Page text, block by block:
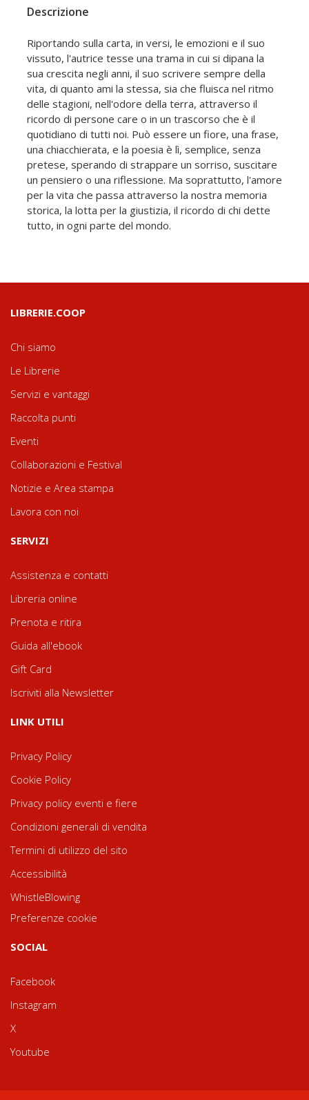
Descrizione
Riportando sulla carta, in versi, le emozioni e il suo
vissuto, l'autrice tesse una trama in cui si dipana la
sua crescita negli anni, il suo scrivere sempre della
vita, di quanto ami la stessa, sia che fluisca nel ritmo
delle stagioni, nell'odore della terra, attraverso il
ricordo di persone care o in un trascorso che è il
quotidiano di tutti noi. Può essere un fiore, una frase,
una chiacchierata, e la poesia è lì, semplice, senza
pretese, sperando di strappare un sorriso, suscitare
un pensiero o una riflessione. Ma soprattutto, l'amore
per la vita che passa attraverso la nostra memoria
storica, la lotta per la giustizia, il ricordo di chi dette
tutto, in ogni parte del mondo.
LIBRERIE.COOP
Chi siamo
Le Librerie
Servizi e vantaggi
Raccolta punti
Eventi
Collaborazioni e Festival
Notizie e Area stampa
Lavora con noi
SERVIZI
Assistenza e contatti
Libreria online
Prenota e ritira
Guida all'ebook
Gift Card
Iscriviti alla Newsletter
LINK UTILI
Privacy Policy
Cookie Policy
Privacy policy eventi e fiere
Condizioni generali di vendita
Termini di utilizzo del sito
Accessibilità
WhistleBlowing
Preferenze cookie
SOCIAL
Facebook
Instagram
X
Youtube